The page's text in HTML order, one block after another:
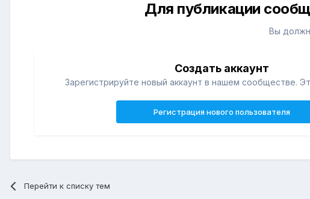
Для публикации
Вы
Создать аккаунт
Зарегистрируйте новый аккаунт в нашем сообществе.
Регистрация нового пользователя
Перейти к списку тем